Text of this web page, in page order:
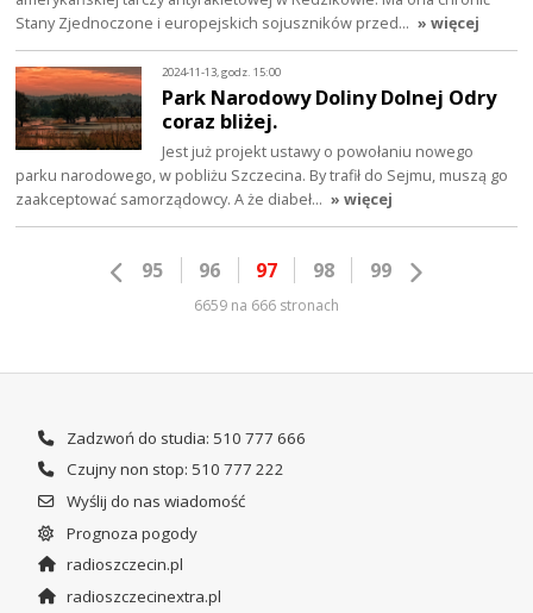
Stany Zjednoczone i europejskich sojuszników przed… » więcej
2024-11-13, godz. 15:00
Park Narodowy Doliny Dolnej Odry
coraz bliżej.
Jest już projekt ustawy o powołaniu nowego
parku narodowego, w pobliżu Szczecina. By trafił do Sejmu, muszą go
zaakceptować samorządowcy. A że diabeł… » więcej
95 96 97 98 99
6659 na 666 stronach
Zadzwoń do studia: 510 777 666
Czujny non stop: 510 777 222
Wyślij do nas wiadomość
Prognoza pogody
radioszczecin.pl
radioszczecinextra.pl